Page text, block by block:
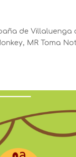
de
MR Toma